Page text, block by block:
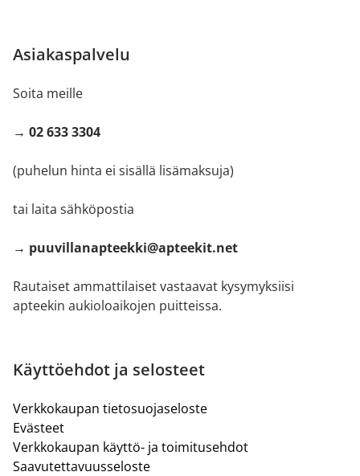
Asiakaspalvelu
Soita meille
→ 02 633 3304
(puhelun hinta ei sisällä lisämaksuja)
tai laita sähköpostia
→ puuvillanapteekki@apteekit.net
Rautaiset ammattilaiset vastaavat kysymyksiisi
apteekin aukioloaikojen puitteissa.
Käyttöehdot ja selosteet
Verkkokaupan tietosuojaseloste
Evästeet
Verkkokaupan käyttö- ja toimitusehdot
Saavutettavuusseloste